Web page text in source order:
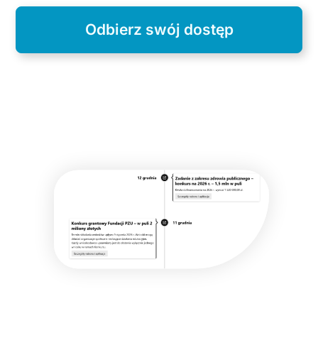
Odbierz swój dostęp